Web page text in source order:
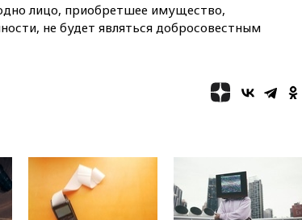
доходы российского бюджета
вчера, 22:15
Организаторы
«Интервидения»
вчера, 21:35
подготовили концепцию
развития театрального
искусства до 2035 года
лицо, приобретшее имущество,
не будет являться добросовестным